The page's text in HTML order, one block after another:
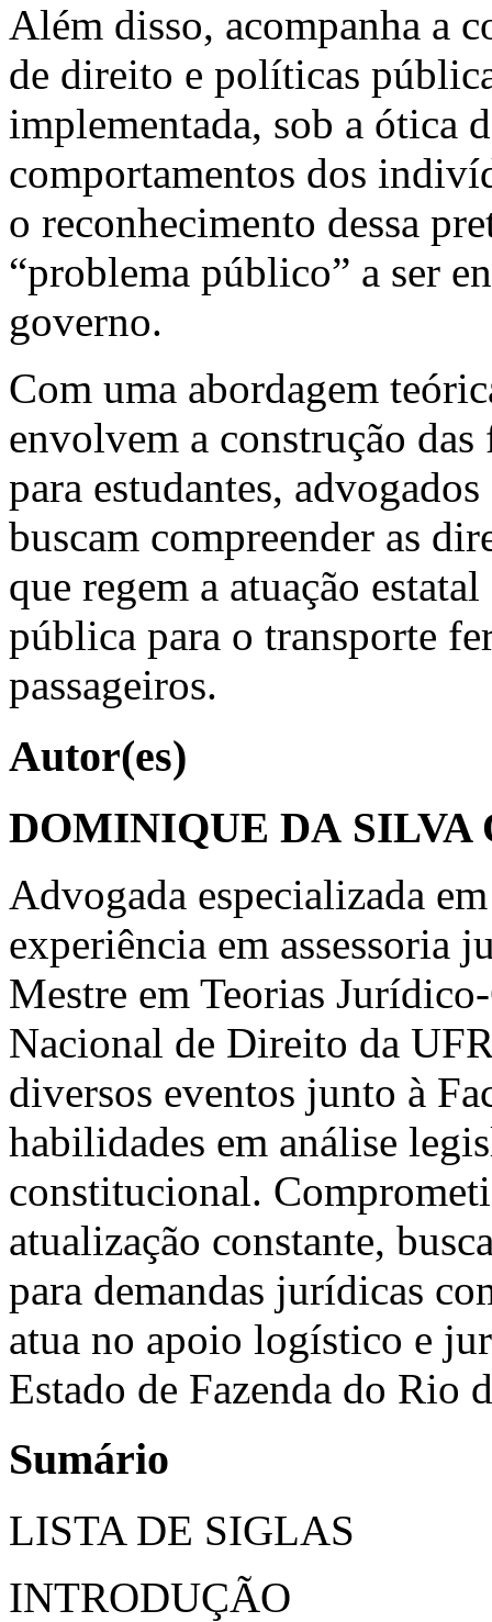
Além disso, acompanha a
de direito e políticas
implementada, sob a ótica
comportamentos dos
o reconhecimento dessa
“problema público” a ser
governo.
Com uma abordagem
envolvem a construção
para estudantes,
buscam compreender as
que regem a atuação
pública para o transporte
passageiros.
Autor(es)
DOMINIQUE DA
Advogada especializada
experiência em assessoria
Mestre em Teorias
Nacional de Direito da
diversos eventos junto à
habilidades em análise
constitucional.
atualização constante,
para demandas jurídicas
atua no apoio logístico e
Estado de Fazenda do Rio
Sumário
LISTA DE SIGLAS
INTRODUÇÃO